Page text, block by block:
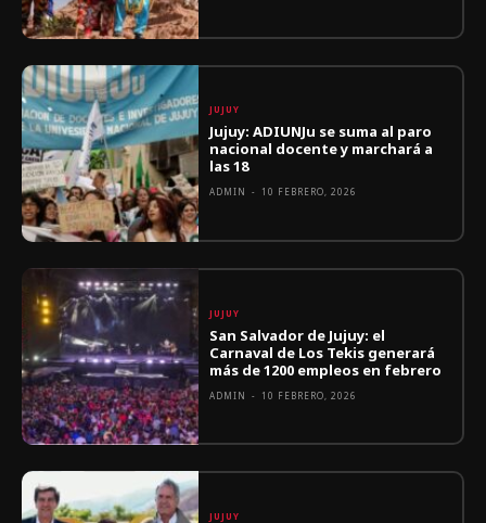
JUJUY
Jujuy: ADIUNJu se suma al paro
nacional docente y marchará a
las 18
ADMIN - 10 FEBRERO, 2026
JUJUY
San Salvador de Jujuy: el
Carnaval de Los Tekis generará
más de 1200 empleos en febrero
ADMIN - 10 FEBRERO, 2026
JUJUY